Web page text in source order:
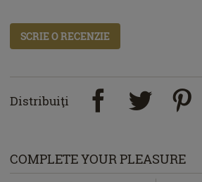
SCRIE O RECENZIE
Distribuiţi
COMPLETE YOUR PLEASURE